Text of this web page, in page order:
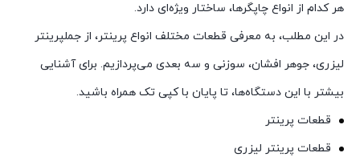
هر کدام از انواع چاپگرها، ساختار ویژه‌ای دارد.
در این مطلب، به معرفی قطعات مختلف انواع پرینتر، از جملپرینتر
لیزری، جوهر افشان، سوزنی و سه بعدی می‌پردازیم. برای آشنایی
بیشتر با این دستگاه‌ها، تا پایان با کپی تک همراه باشید.
قطعات پرینتر
قطعات پرینتر لیزری